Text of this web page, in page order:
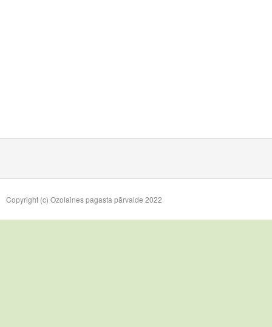
Copyright (c) Ozolaines pagasta pārvalde 2022